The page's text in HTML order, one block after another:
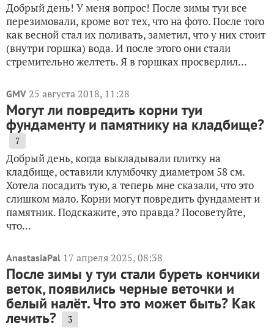
Добрый день! У меня вопрос! После зимы туи все
перезимовали, кроме вот тех, что на фото. После того
как весной стал их поливать, заметил, что у них стоит
(внутри горшка) вода. И после этого они стали
стремительно желтеть. Я в горшках просверлил...
GMV 25 августа 2018, 11:28
Могут ли повредить корни туи
фундаменту и памятнику на кладбище?
7
Добрый день, когда выкладывали плитку на
кладбище, оставили клумбочку диаметром 58 см.
Хотела посадить тую, а теперь мне сказали, что это
слишком мало. Корни могут повредить фундамент и
памятник. Подскажите, это правда? Посоветуйте,
что...
AnastasiaPal 17 апреля 2025, 08:38
После зимы у туи стали буреть кончики
веток, появились черные веточки и
белый налёт. Что это может быть? Как
лечить? 3